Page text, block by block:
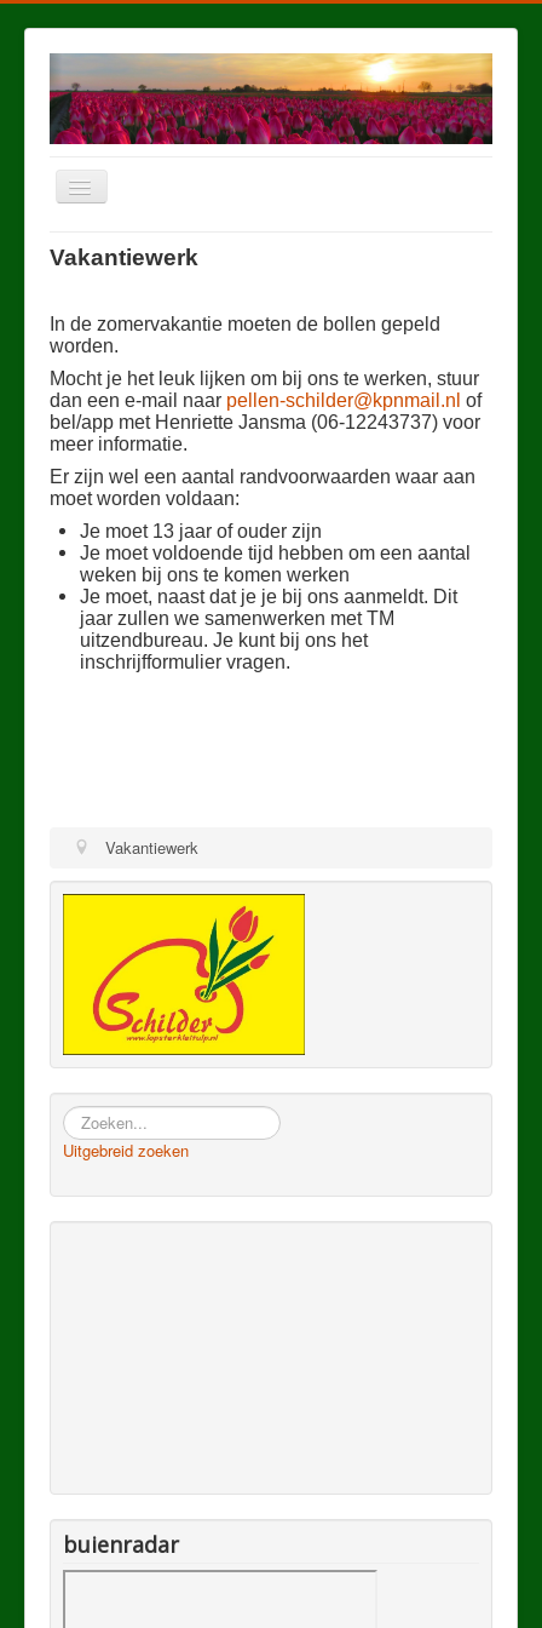
Schakelen
navigatie
Home
Kwekerij
Duurzaamheid en milieu
Verkoop
Vakantiewerk
Bol en bloem
Foto's
Contact
Vakantiewerk
In de zomervakantie moeten de bollen gepeld
worden.
Mocht je het leuk lijken om bij ons te werken, stuur
dan een e-mail naar pellen-schilder@kpnmail.nl of
bel/app met Henriette Jansma (06-12243737) voor
meer informatie.
Er zijn wel een aantal randvoorwaarden waar aan
moet worden voldaan:
Je moet 13 jaar of ouder zijn
Je moet voldoende tijd hebben om een aantal
weken bij ons te komen werken
Je moet, naast dat je je bij ons aanmeldt. Dit
jaar zullen we samenwerken met TM
uitzendbureau. Je kunt bij ons het
inschrijfformulier vragen.
Vakantiewerk
Uitgebreid zoeken
buienradar